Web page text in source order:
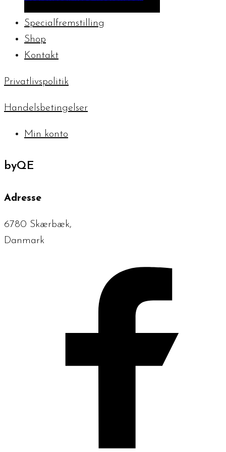
til
Specialfremstilling
Shop
Kontakt
Privatlivspolitik
Handelsbetingelser
Min konto
byQE
Adresse
6780 Skærbæk,
Danmark